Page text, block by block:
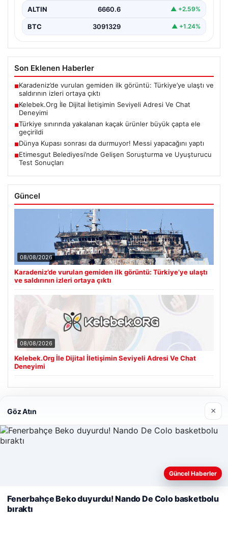
ALTIN 6660.6 ▲ +2.59%
BTC 3091329 ▲ +1.24%
Son Eklenen Haberler
■Karadeniz’de vurulan gemiden ilk görüntü: Türkiye’ye ulaştı ve
saldırının izleri ortaya çıktı
■Kelebek.Org İle Dijital İletişimin Seviyeli Adresi Ve Chat
Deneyimi
■Türkiye sınırında yakalanan kaçak ürünler büyük çapta ele
geçirildi
■Dünya Kupası sonrası da durmuyor! Messi yapacağını yaptı
■Etimesgut Belediyesi’nde Gelişen Soruşturma ve Uyuşturucu
Test Sonuçları
Güncel
08/08/2026
Karadeniz’de vurulan gemiden ilk görüntü: Türkiye’ye ulaştı
ve saldırının izleri ortaya çıktı
08/08/2026
Kelebek.Org İle Dijital İletişimin Seviyeli Adresi Ve Chat
Deneyimi
Son Eklenen Firmalar
Cengiz Sigorta
06/23/2026
Web sitemizi nasıl kullandığınızı daha iyi anlayabilmek,
kullanıyoruz.
Çerez Politikamız
Reddet
Göz Atın ×
Güncel Haberler
Fenerbahçe Beko duyurdu! Nando De Colo basketbolu
bıraktı